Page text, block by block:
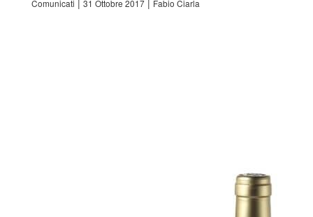
Comunicati | 31 Ottobre 2017 | Fabio Ciarla